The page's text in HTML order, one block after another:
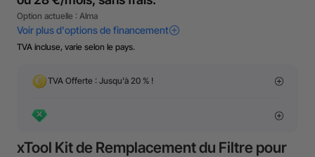
TVA incluse, varie selon le pays.
TVA Offerte : Jusqu'à 20 % !
xTool Kit de Remplacement du Filtre pour